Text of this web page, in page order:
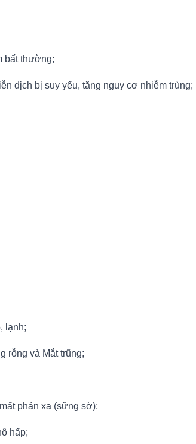
bất thường;
dịch bị suy yếu, tăng nguy cơ nhiễm trùng;
lạnh;
rỗng và Mắt trũng;
phản xạ (sững sờ);
hấp;